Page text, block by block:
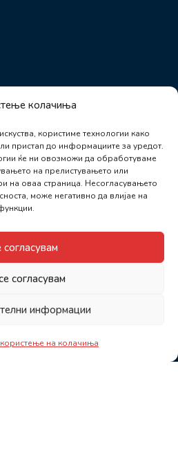
колачиња
користиме технологии како
пристап до информациите за уредот.
ќе ни овозможи да обработуваме
на прелистувањето или
на оваа страница. Несогласувањето
може негативно да влијае на
согласувам
согласувам
информации
на колачиња